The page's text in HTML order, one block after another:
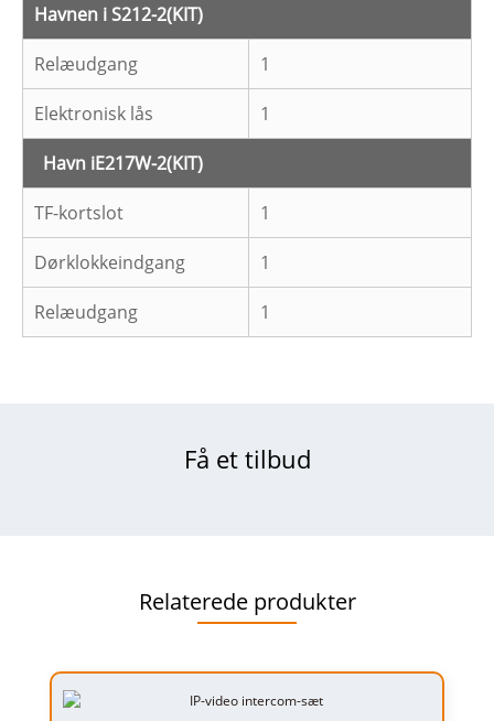
Havnen i S212-2(KIT)
Relæudgang 1
Elektronisk lås 1
Havn iE217W-2(KIT)
TF-kortslot 1
Dørklokkeindgang 1
Relæudgang 1
Få et tilbud
Relaterede produkter